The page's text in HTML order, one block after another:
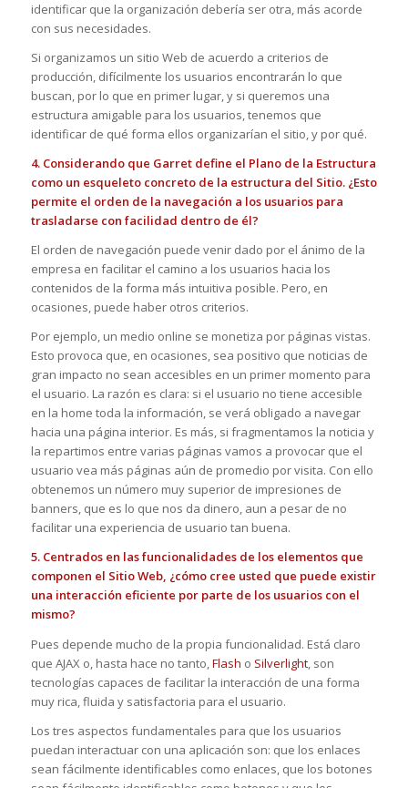
identificar que la organización debería ser otra, más acorde
con sus necesidades.
Si organizamos un sitio Web de acuerdo a criterios de
producción, difícilmente los usuarios encontrarán lo que
buscan, por lo que en primer lugar, y si queremos una
estructura amigable para los usuarios, tenemos que
identificar de qué forma ellos organizarían el sitio, y por qué.
4. Considerando que Garret define el Plano de la Estructura
como un esqueleto concreto de la estructura del Sitio. ¿Esto
permite el orden de la navegación a los usuarios para
trasladarse con facilidad dentro de él?
El orden de navegación puede venir dado por el ánimo de la
empresa en facilitar el camino a los usuarios hacia los
contenidos de la forma más intuitiva posible. Pero, en
ocasiones, puede haber otros criterios.
Por ejemplo, un medio online se monetiza por páginas vistas.
Esto provoca que, en ocasiones, sea positivo que noticias de
gran impacto no sean accesibles en un primer momento para
el usuario. La razón es clara: si el usuario no tiene accesible
en la home toda la información, se verá obligado a navegar
hacia una página interior. Es más, si fragmentamos la noticia y
la repartimos entre varias páginas vamos a provocar que el
usuario vea más páginas aún de promedio por visita. Con ello
obtenemos un número muy superior de impresiones de
banners, que es lo que nos da dinero, aun a pesar de no
facilitar una experiencia de usuario tan buena.
5. Centrados en las funcionalidades de los elementos que
componen el Sitio Web, ¿cómo cree usted que puede existir
una interacción eficiente por parte de los usuarios con el
mismo?
Pues depende mucho de la propia funcionalidad. Está claro
que AJAX o, hasta hace no tanto, Flash o Silverlight, son
tecnologías capaces de facilitar la interacción de una forma
muy rica, fluida y satisfactoria para el usuario.
Los tres aspectos fundamentales para que los usuarios
puedan interactuar con una aplicación son: que los enlaces
sean fácilmente identificables como enlaces, que los botones